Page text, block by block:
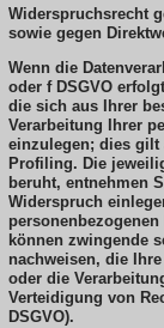
Widerspruchsrecht
sowie gegen
Wenn die
oder f DSGVO
die sich aus Ihrer
Verarbeitung Ihrer
einzulegen; dies gilt
Profiling. Die
beruht, entnehmen
Widerspruch
können zwingende
nachweisen, die
oder die
Verteidigung von
DSGVO).